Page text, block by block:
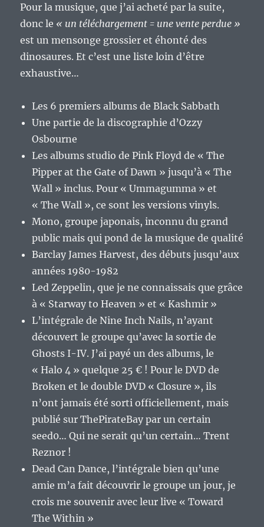
Pour la musique, que j’ai acheté par la suite,
donc le « un téléchargement = une vente perdue »
est un mensonge grossier et éhonté des
dinosaures. Et c’est une liste loin d’être
exhaustive…
Les 6 premiers albums de Black Sabbath
Une partie de la discographie d’Ozzy
Osbourne
Les albums studio de Pink Floyd de « The
Pipper at the Gate of Dawn » jusqu’à « The
Wall » inclus. Pour « Ummagumma » et
« The Wall », ce sont les versions vinyls.
Mono, groupe japonais, inconnu du grand
public mais qui pond de la musique de qualité
Barclay James Harvest, des débuts jusqu’aux
années 1980-1982
Led Zeppelin, que je ne connaissais que grâce
à « Starway to Heaven » et « Kashmir »
L’intégrale de Nine Inch Nails, n’ayant
découvert le groupe qu’avec la sortie de
Ghosts I-IV. J’ai payé un des albums, le
« Halo 4 » quelque 25 € ! Pour le DVD de
Broken et le double DVD « Closure », ils
n’ont jamais été sorti officiellement, mais
publié sur ThePirateBay par un certain
seed0… Qui ne serait qu’un certain… Trent
Reznor !
Dead Can Dance, l’intégrale bien qu’une
amie m’a fait découvrir le groupe un jour, je
crois me souvenir avec leur live « Toward
The Within »